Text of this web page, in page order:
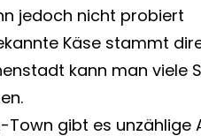
jedoch nicht probiert
Käse stammt
kann man viele
Town gibt es unzählige